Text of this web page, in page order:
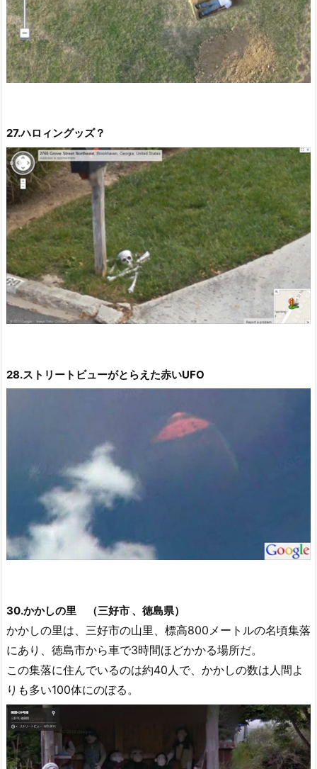
27.ハロィングッズ？
28.ストリートビューがとらえた赤いUFO
30.かかしの里 （三好市 、徳島県）
かかしの里は、三好市の山里、標高800メートルの名頃集落
にあり、徳島市から車で3時間ほどかかる場所だ。
この集落に住んでいるのは約40人で、かかしの数は人間よ
りも多い100体にのぼる。